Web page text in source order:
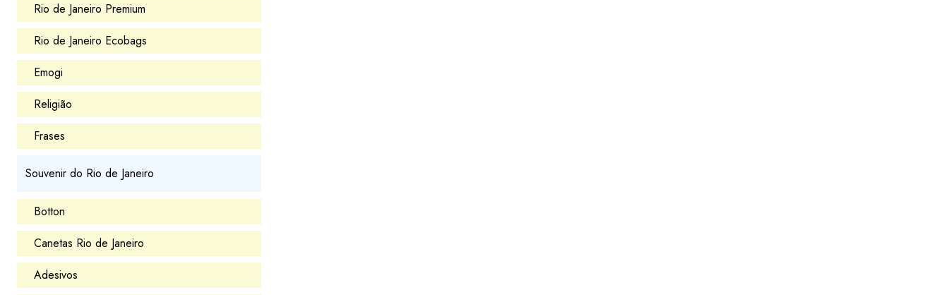
Rio de Janeiro Premium
Rio de Janeiro Ecobags
Emogi
Religião
Frases
Souvenir do Rio de Janeiro
Botton
Canetas Rio de Janeiro
Adesivos